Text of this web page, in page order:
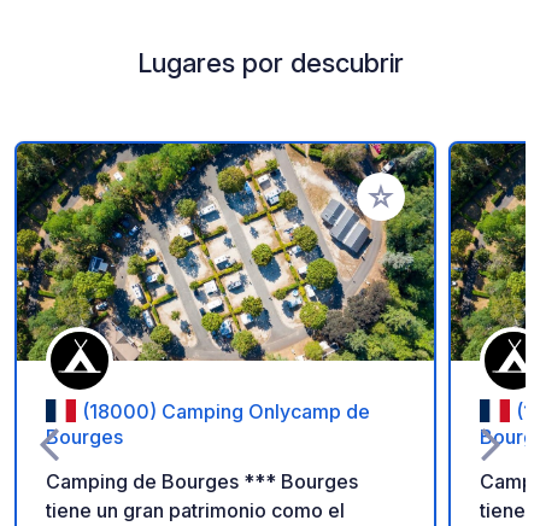
Lugares por descubrir
Añadir a tus
(18000) Camping Onlycamp de
Bourges
Camping de Bourges *** Bourges
tiene un gran patrimonio como el
tiene